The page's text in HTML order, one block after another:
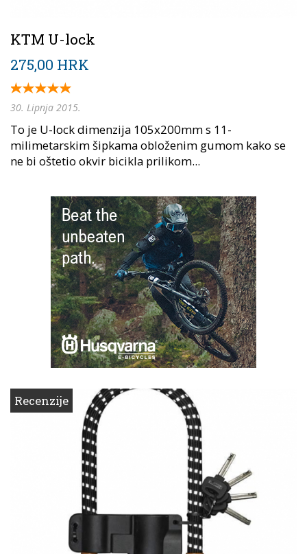
KTM U-lock
275,00 HRK
30. Lipnja 2015.
To je U-lock dimenzija 105x200mm s 11-
milimetarskim šipkama obloženim gumom kako se
ne bi oštetio okvir bicikla prilikom...
Recenzije